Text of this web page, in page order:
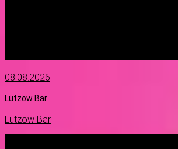
08.08.2026
Lützow Bar
Lützow Bar